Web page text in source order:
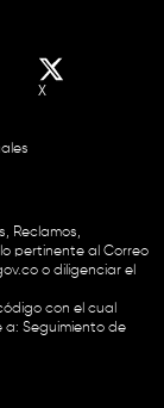
X
Reclamos,
pertinente al Correo
o diligenciar el
con el cual
a: Seguimiento de